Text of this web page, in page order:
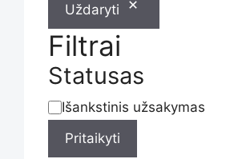
Uždaryti
Filtrai
Statusas
Statusas
Išankstinis užsakymas
Pritaikyti